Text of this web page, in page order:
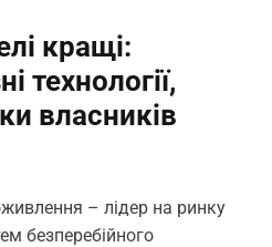
кращі:
технології,
власників
– лідер на ринку
безперебійного